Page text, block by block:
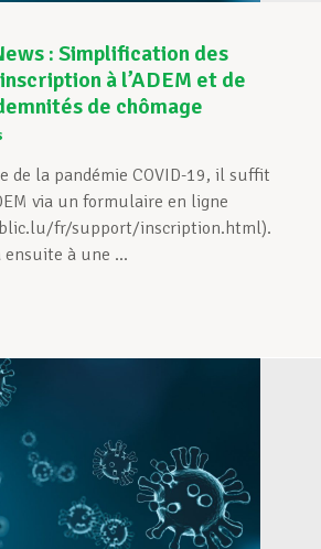
: Simplification des
à l’ADEM et de
de chômage
de la pandémie COVID-19, il suffit
via un formulaire en ligne
fr/support/inscription.html).
ensuite à une ...